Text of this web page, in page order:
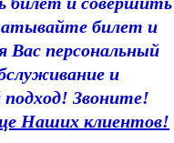
билет и
Вас персональный
и
подход! Звоните!
Наших клиентов!